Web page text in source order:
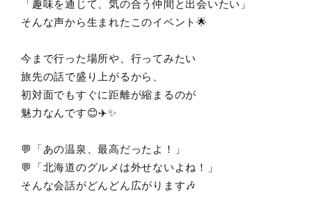
「趣味を通じて、気の合う仲間と出会いたい」
そんな声から生まれたこのイベント🌟
今まで行った場所や、行ってみたい
旅先の話で盛り上がるから、
初対面でもすぐに距離が縮まるのが
魅力なんです😊✈️✨
💬「あの温泉、最高だったよ！」
💬「北海道のグルメは外せないよね！」
そんな会話がどんどん広がります🎶